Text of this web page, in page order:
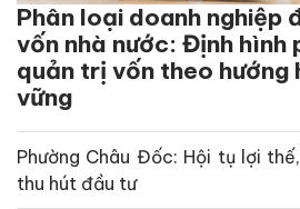
Phân loại doanh nghiệp
vốn nhà nước: Định hình
quản trị vốn theo hướng
vững
Phường Châu Đốc: Hội tụ lợi
thu hút đầu tư